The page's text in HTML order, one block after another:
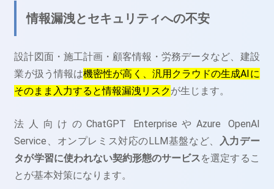
情報漏洩とセキュリティへの不安
設計図面・施工計画・顧客情報・労務データなど、建設
業が扱う情報は機密性が高く、汎用クラウドの生成AIに
そのまま入力すると情報漏洩リスクが生じます。
法人向けのChatGPT EnterpriseやAzure OpenAI
Service、オンプレミス対応のLLM基盤など、
入力デー
タが学習に使われない契約形態のサービスを選定するこ
とが基本対策になります。